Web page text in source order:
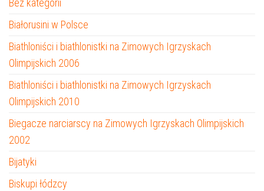
Bez kategorii
Białorusini w Polsce
Biathloniści i biathlonistki na Zimowych Igrzyskach
Olimpijskich 2006
Biathloniści i biathlonistki na Zimowych Igrzyskach
Olimpijskich 2010
Biegacze narciarscy na Zimowych Igrzyskach Olimpijskich
2002
Bijatyki
Biskupi łódzcy